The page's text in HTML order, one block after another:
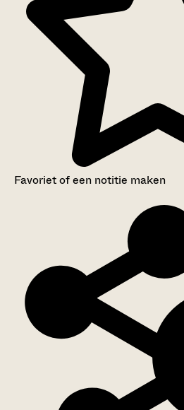
Favoriet of een notitie maken